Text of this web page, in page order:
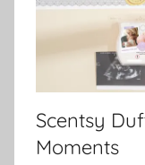
Scentsy
Moments